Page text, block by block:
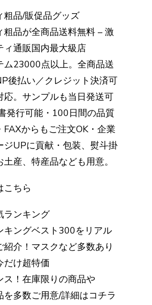
粗品/販促品グッズ
粗品が全商品送料無料 – 激
ィ通販国内最大級店
ム23000点以上。全商品送
後払い／クレジット決済可
応。サンプルも当日発送可
発行可能・100日間の品質
FAXからもご注文OK・企業
ジUPに貢献・包装、熨斗掛
産、特産品なども用意。
こちら
ランキング
キングベスト300をリアル
紹介！マスクなど多数あり
だけ超特価
ス！在庫限りの商品や
を多数ご用意/詳細はコチラ